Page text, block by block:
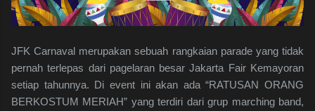
JFK Carnaval merupakan sebuah rangkaian parade yang tidak
pernah terlepas dari pagelaran besar Jakarta Fair Kemayoran
setiap tahunnya. Di event ini akan ada “RATUSAN ORANG
BERKOSTUM MERIAH” yang terdiri dari grup marching band,